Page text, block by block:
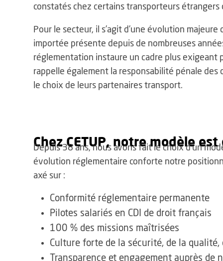
constatés chez certains transporteurs
Pour le secteur, il s’agit d’une évolution
importée présente depuis de nombreuses
réglementation instaure un cadre plus exigeant
rappelle également la responsabilité pénale des
le choix de leurs partenaires transport.
Chez CETUP, notre modèle
Depuis 38 ans, nous avons fait le choix d’un
évolution réglementaire conforte notre
axé sur :
Conformité réglementaire permanente
Pilotes salariés en CDI de droit français
100 % des missions maîtrisées
Culture forte de la sécurité, de la
Transparence et engagement auprès de